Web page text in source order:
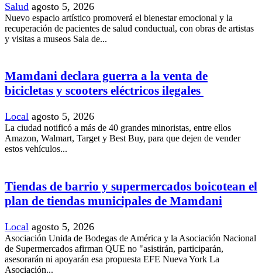
Salud agosto 5, 2026
Nuevo espacio artístico promoverá el bienestar emocional y la
recuperación de pacientes de salud conductual, con obras de artistas
y visitas a museos Sala de...
Mamdani declara guerra a la venta de
bicicletas y scooters eléctricos ilegales
Local agosto 5, 2026
La ciudad notificó a más de 40 grandes minoristas, entre ellos
Amazon, Walmart, Target y Best Buy, para que dejen de vender
estos vehículos...
Tiendas de barrio y supermercados boicotean el
plan de tiendas municipales de Mamdani
Local agosto 5, 2026
Asociación Unida de Bodegas de América y la Asociación Nacional
de Supermercados afirman QUE no "asistirán, participarán,
asesorarán ni apoyarán esa propuesta EFE Nueva York La
Asociación...